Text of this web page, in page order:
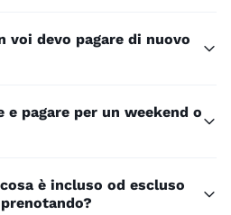
voi devo pagare di nuovo
e pagare per un weekend o
è incluso od escluso